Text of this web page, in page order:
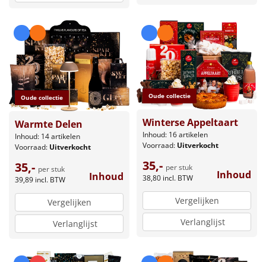
Oude collectie
Warmte Delen
Inhoud: 14 artikelen
Voorraad: Uitverkocht
35,- per stuk
39,89 incl. BTW Inhoud
Vergelijken
Verlanglijst
Oude collectie
Winterse Appeltaart
Inhoud: 16 artikelen
Voorraad: Uitverkocht
35,- per stuk
38,80 incl. BTW Inhoud
Vergelijken
Verlanglijst